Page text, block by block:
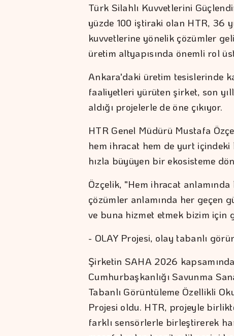
Türk Silahlı Kuvvetlerini
yüzde 100 iştiraki olan HTR, 36
kuvvetlerine yönelik çözümler
üretim altyapısında önemli rol
Ankara'daki üretim tesislerinde
faaliyetleri yürüten şirket, son
aldığı projelerle de öne çıkıyor.
HTR Genel Müdürü Mustafa
hem ihracat hem de yurt içindeki
hızla büyüyen bir ekosisteme
Özçelik, "Hem ihracat
çözümler anlamında her geçen
ve buna hizmet etmek bizim için
- OLAY Projesi, olay tabanlı
Şirketin SAHA 2026
Cumhurbaşkanlığı Savunma
Tabanlı Görüntüleme Özellikli
Projesi oldu. HTR, projeyle
farklı sensörlerle birleştirerek